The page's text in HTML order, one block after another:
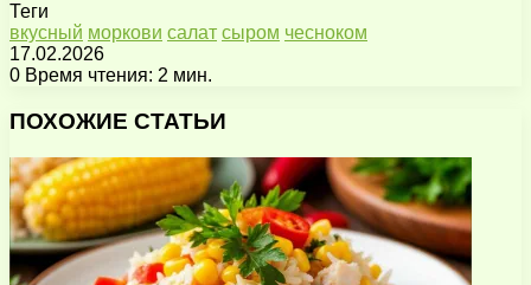
Теги
вкусный моркови салат сыром чесноком
17.02.2026
0 Время чтения: 2 мин.
через
почту
ПОХОЖИЕ СТАТЬИ